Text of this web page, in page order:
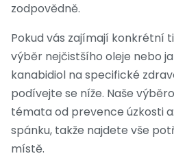
zodpovědně.
Pokud vás zajímají konkrétní
výběr nejčistšího oleje nebo
kanabidiol na specifické
podívejte se níže. Naše
témata od prevence úzkosti
spánku, takže najdete vše
místě.